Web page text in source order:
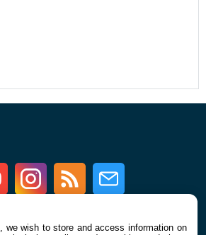
Youtube InstagramRSS Newsletter
, we wish to store and access information on